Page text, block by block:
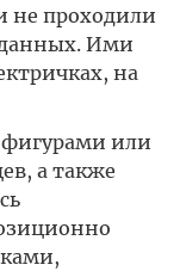
не проходили
Ими
на
или
а также